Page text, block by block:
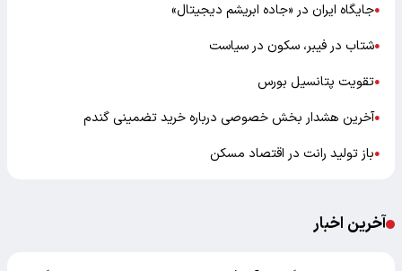
●جایگاه ایران در «جاده ابریشم دیجیتال»
●شتاب در فیبر، سکون در سیاست
●تقویت پتانسیل بورس
●آخرین هشدار بخش خصوصی درباره خرید تضمینی گندم
●باز تولید رانت در اقتصاد مسکن
آخرین اخبار